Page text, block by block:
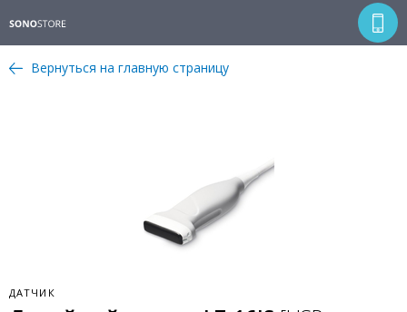
Вернуться на главную страницу
ДАТЧИК